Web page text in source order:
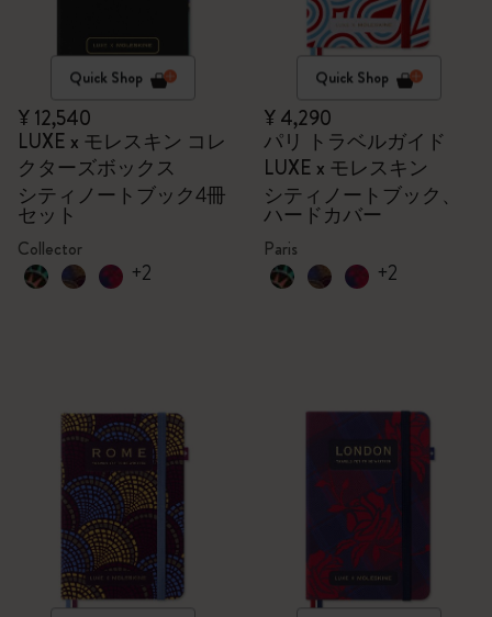
Quick Shop
¥ 12,540
LUXE x モレスキン コレ
クターズボックス
シティノートブック4冊
セット
Collector
+2
Quick Shop
¥ 4,290
パリ トラベルガイド
LUXE x モレスキン
シティノートブック、
ハードカバー
Paris
+2